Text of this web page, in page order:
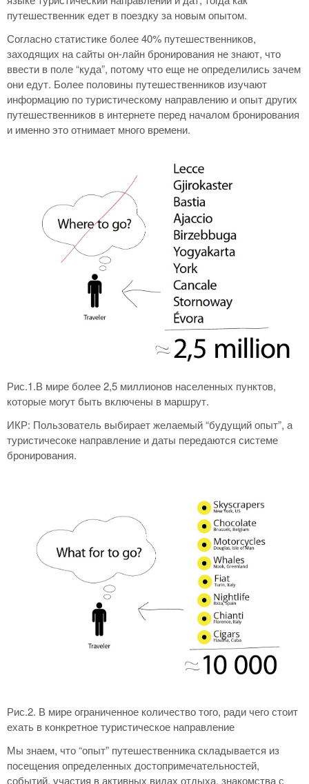
путешественник едет в поездку за новым опытом.
Согласно статистике более 40% путешественников,
заходящих на сайты он-лайн бронирования не знают, что
ввести в поле “куда”, потому что еще не определились зачем
они едут. Более половины путешественников изучают
информацию по туристическому направлению и опыт других
путешественников в интернете перед началом бронирования
и именно это отнимает много времени.
Рис.1.В мире более 2,5 миллионов населенных пунктов,
которые могут быть включены в маршрут.
ИКР: Пользователь выбирает желаемый “будущий опыт”, а
туристичесоке направление и даты передаются системе
бронирования.
Рис.2. В мире ограниченное количество того, ради чего стоит
ехать в конкретное туристическое направление
Мы знаем, что “опыт” путешественника складывается из
посещения определенных достопримечательностей,
событий, участия в активных видах отдыха, знакомства с